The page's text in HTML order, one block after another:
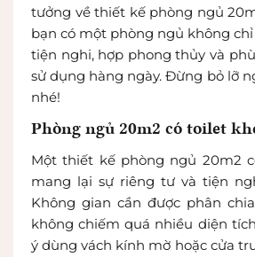
tưởng về thiết kế phòng ngủ
bạn có một phòng ngủ không
tiện nghi, hợp phong thủy và
sử dụng hàng ngày. Đừng bỏ lỡ
nhé!
Phòng ngủ 20m2 có toilet
Một thiết kế phòng ngủ 20m2
mang lại sự riêng tư và tiện
Không gian cần được phân
không chiếm quá nhiều diện
ý dùng vách kính mờ hoặc cửa